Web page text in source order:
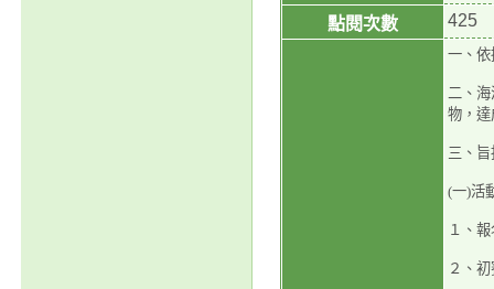
點閱次數
425
一、依
二、海
物，達
三、
(一)活
１、
２、